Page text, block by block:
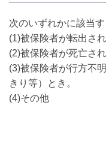
次のいずれかに該当
(1)被保険者が転出され
(2)被保険者が死亡され
(3)被保険者が行方不
きり等）とき。
(4)その他